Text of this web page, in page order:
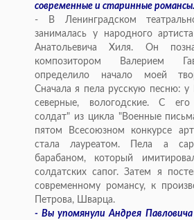
современные и старинные романсы.
- В Ленинградском
занималась у народного
Анатольевича Хиля. Он
композитором Валерием
определило начало моей
Сначала я пела русскую песню: у
северные, вологодские. С
солдат" из цикла "Военные
пятом Всесоюзном конкурсе
стала лауреатом. Пела a
барабаном, который
солдатских сапог. Затем я
современному романсу, к
Петрова, Шварца.
- Вы упомянули Андрея